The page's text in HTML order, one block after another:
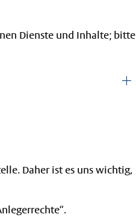
Dienste und Inhalte; bitte
Daher ist es uns wichtig,